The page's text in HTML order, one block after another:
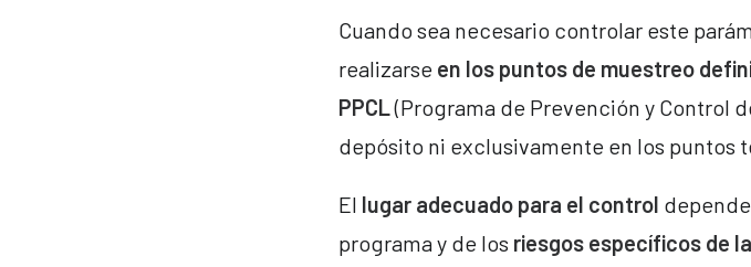
Cuando sea necesario controlar este
realizarse en los puntos de muestreo
PPCL(Programa de Prevención y Control
depósito ni exclusivamente en los puntos
El lugar adecuado para el control
programa y de los riesgos específicos de